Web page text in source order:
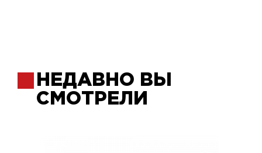
НЕДАВНО ВЫ
СМОТРЕЛИ